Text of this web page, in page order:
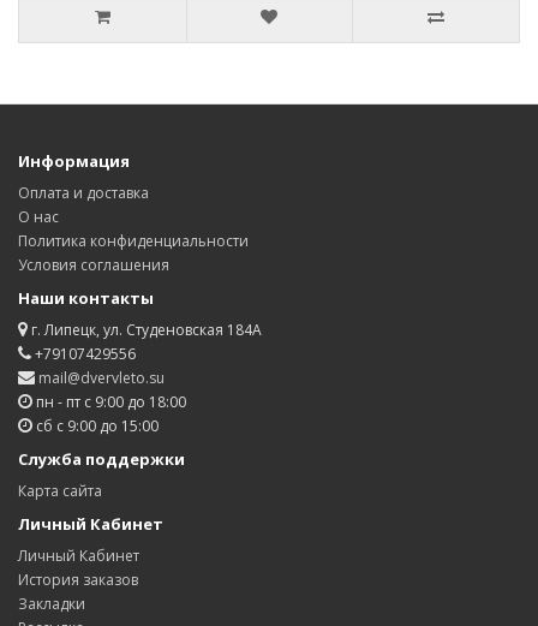
Информация
Оплата и доставка
О нас
Политика конфиденциальности
Условия соглашения
Наши контакты
г. Липецк, ул. Студеновская 184А
+79107429556
mail@dvervleto.su
пн - пт с 9:00 до 18:00
сб с 9:00 до 15:00
Служба поддержки
Карта сайта
Личный Кабинет
Личный Кабинет
История заказов
Закладки